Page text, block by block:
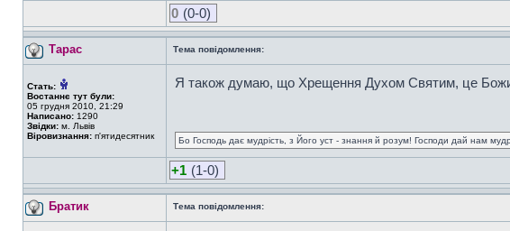
0 (0-0)
Тарас Тема повідомлення:
Стать:
Востаннє тут були:
05 грудня 2010, 21:29
Написано: 1290
Звідки: м. Львів
Віровизнання: п'ятидесятник
Я також думаю, що Хрещення Духом Святим, це
Бо Господь дає мудрість, з Його уст - знання й розум! Господи дай нам
+1 (1-0)
Братик Тема повідомлення: